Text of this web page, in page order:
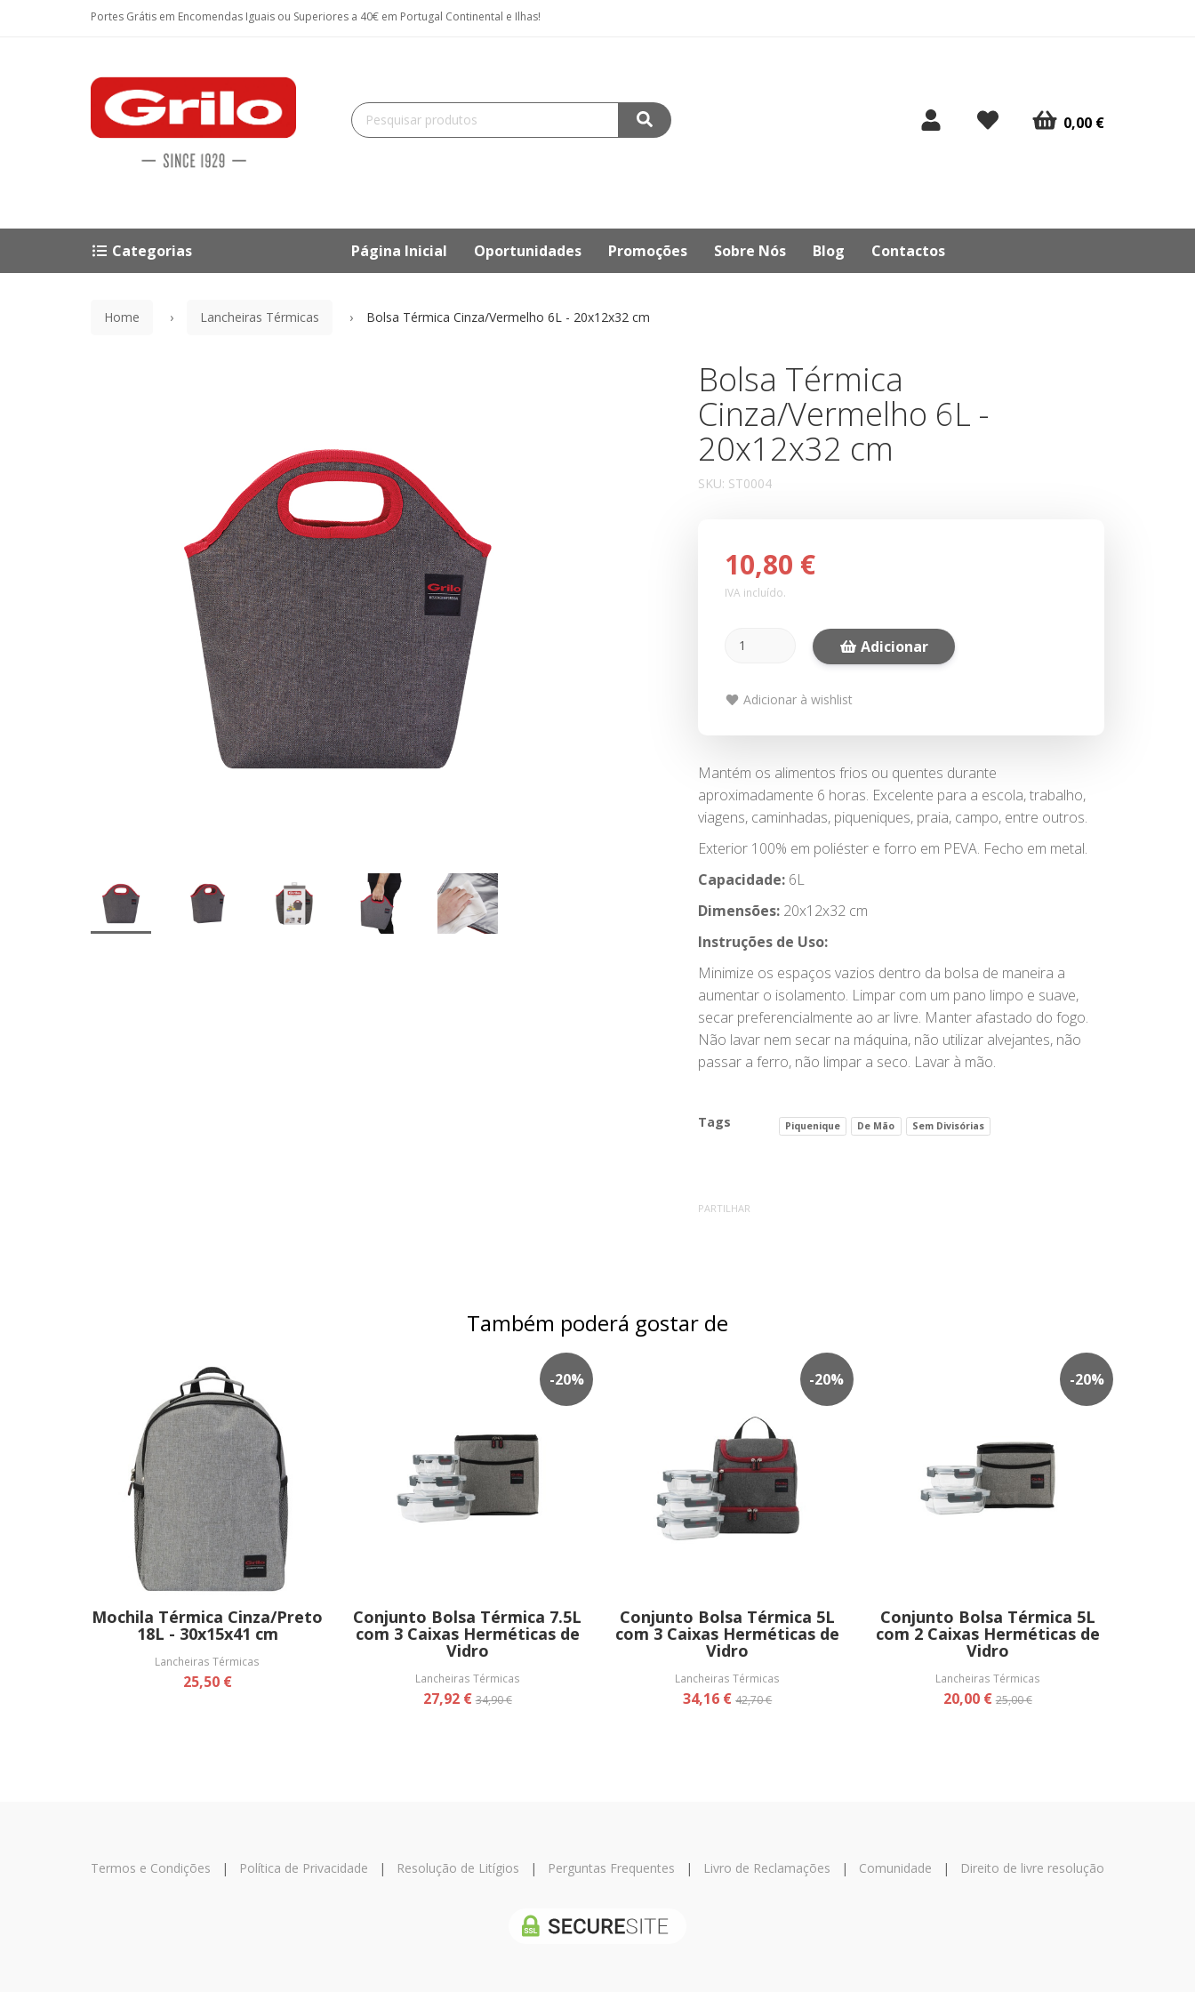
Portes Grátis em Encomendas Iguais ou Superiores a 40€ em Portugal Continental e Ilhas!
0,00 €
Página Inicial Oportunidades Promoções Sobre Nós Blog Contactos
Categorias
Home Lancheiras Térmicas Bolsa Térmica Cinza/Vermelho 6L - 20x12x32 cm
Bolsa Térmica
Cinza/Vermelho 6L -
20x12x32 cm
SKU: ST0004
10,80 €
IVA incluído.
Adicionar
Adicionar à wishlist
Mantém os alimentos frios ou quentes durante
aproximadamente 6 horas. Excelente para a escola, trabalho,
viagens, caminhadas, piqueniques, praia, campo, entre outros.
Exterior 100% em poliéster e forro em PEVA. Fecho em metal.
Capacidade:6L
Dimensões:20x12x32 cm
Instruções de Uso:
Minimize os espaços vazios dentro da bolsa de maneira a
aumentar o isolamento. Limpar com um pano limpo e suave,
secar preferencialmente ao ar livre. Manter afastado do fogo.
Não lavar nem secar na máquina, não utilizar alvejantes, não
passar a ferro, não limpar a seco. Lavar à mão.
Tags Piquenique De Mão Sem Divisórias
PARTILHAR
Também poderá gostar de
Mochila Térmica Cinza/Preto
18L - 30x15x41 cm
Lancheiras Térmicas
25,50 €
-20%
Conjunto Bolsa Térmica 7.5L
com 3 Caixas Herméticas de
Vidro
Lancheiras Térmicas
27,92 €34,90 €
-20%
Conjunto Bolsa Térmica 5L
com 3 Caixas Herméticas de
Vidro
Lancheiras Térmicas
34,16 €42,70 €
-20%
Conjunto Bolsa Térmica 5L
com 2 Caixas Herméticas de
Vidro
Lancheiras Térmicas
20,00 €25,00 €
Termos e Condições | Política de Privacidade | Resolução de Litígios | Perguntas Frequentes | Livro de Reclamações | Comunidade | Direito de livre resolução